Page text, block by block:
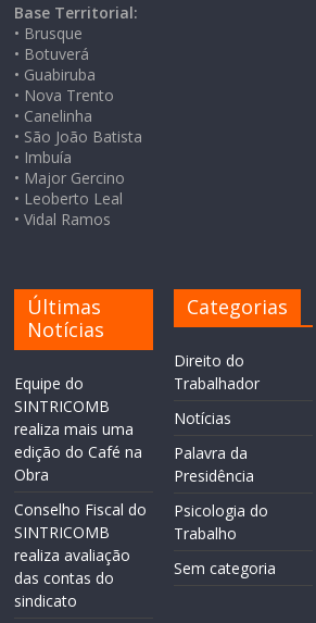
Base Territorial:
• Brusque
• Botuverá
• Guabiruba
• Nova Trento
• Canelinha
• São João Batista
• Imbuía
• Major Gercino
• Leoberto Leal
• Vidal Ramos
Últimas
Notícias
Equipe do
SINTRICOMB
realiza mais uma
edição do Café na
Obra
Conselho Fiscal do
SINTRICOMB
realiza avaliação
das contas do
sindicato
Categorias
Direito do
Trabalhador
Notícias
Palavra da
Presidência
Psicologia do
Trabalho
Sem categoria